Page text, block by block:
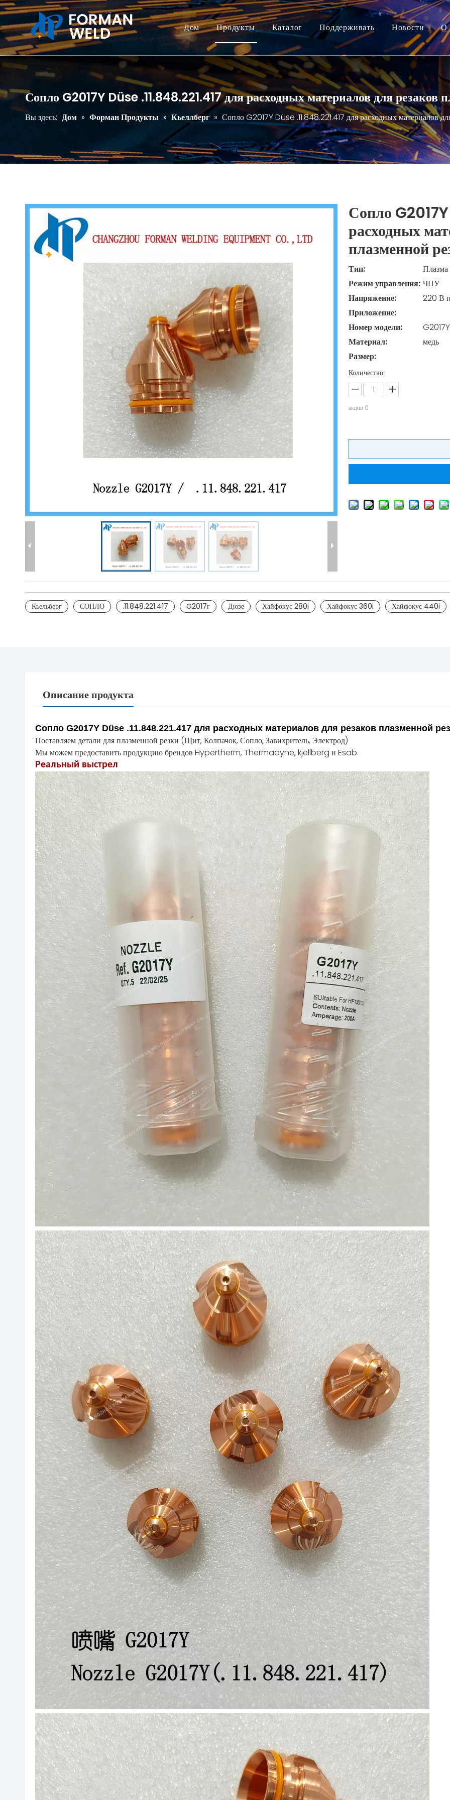
Дом Продукты Каталог Поддерживать Новости О
Сопло G2017Y Düse .11.848.221.417 для расходных материалов для
Вы здесь: Дом » Форман Продукты » Кьеллберг » Сопло G2017Y Düse .11.848.221.417 для расходных материалов
Сопло
расходных
плазменной
Тип:
Плазма
Режим управления: ЧПУ
Напряжение:
220 В
Приложение:
Номер модели:
Материал:
медь
Размер:
Количество:
акции 0
Кьельберг СОПЛО .11.848.221.417 G2017г Дюзе Хайфокус 280i Хайфокус 360i Хайфокус 440i
Описание продукта
Сопло G2017Y Düse .11.848.221.417 для расходных материалов для резаков
Поставляем детали для плазменной резки (Щит, Колпачок, Сопло, Завихритель, Электрод)
Мы можем предоставить продукцию брендов Hypertherm, Thermadyne, kjellberg и Esab.
Реальный выстрел